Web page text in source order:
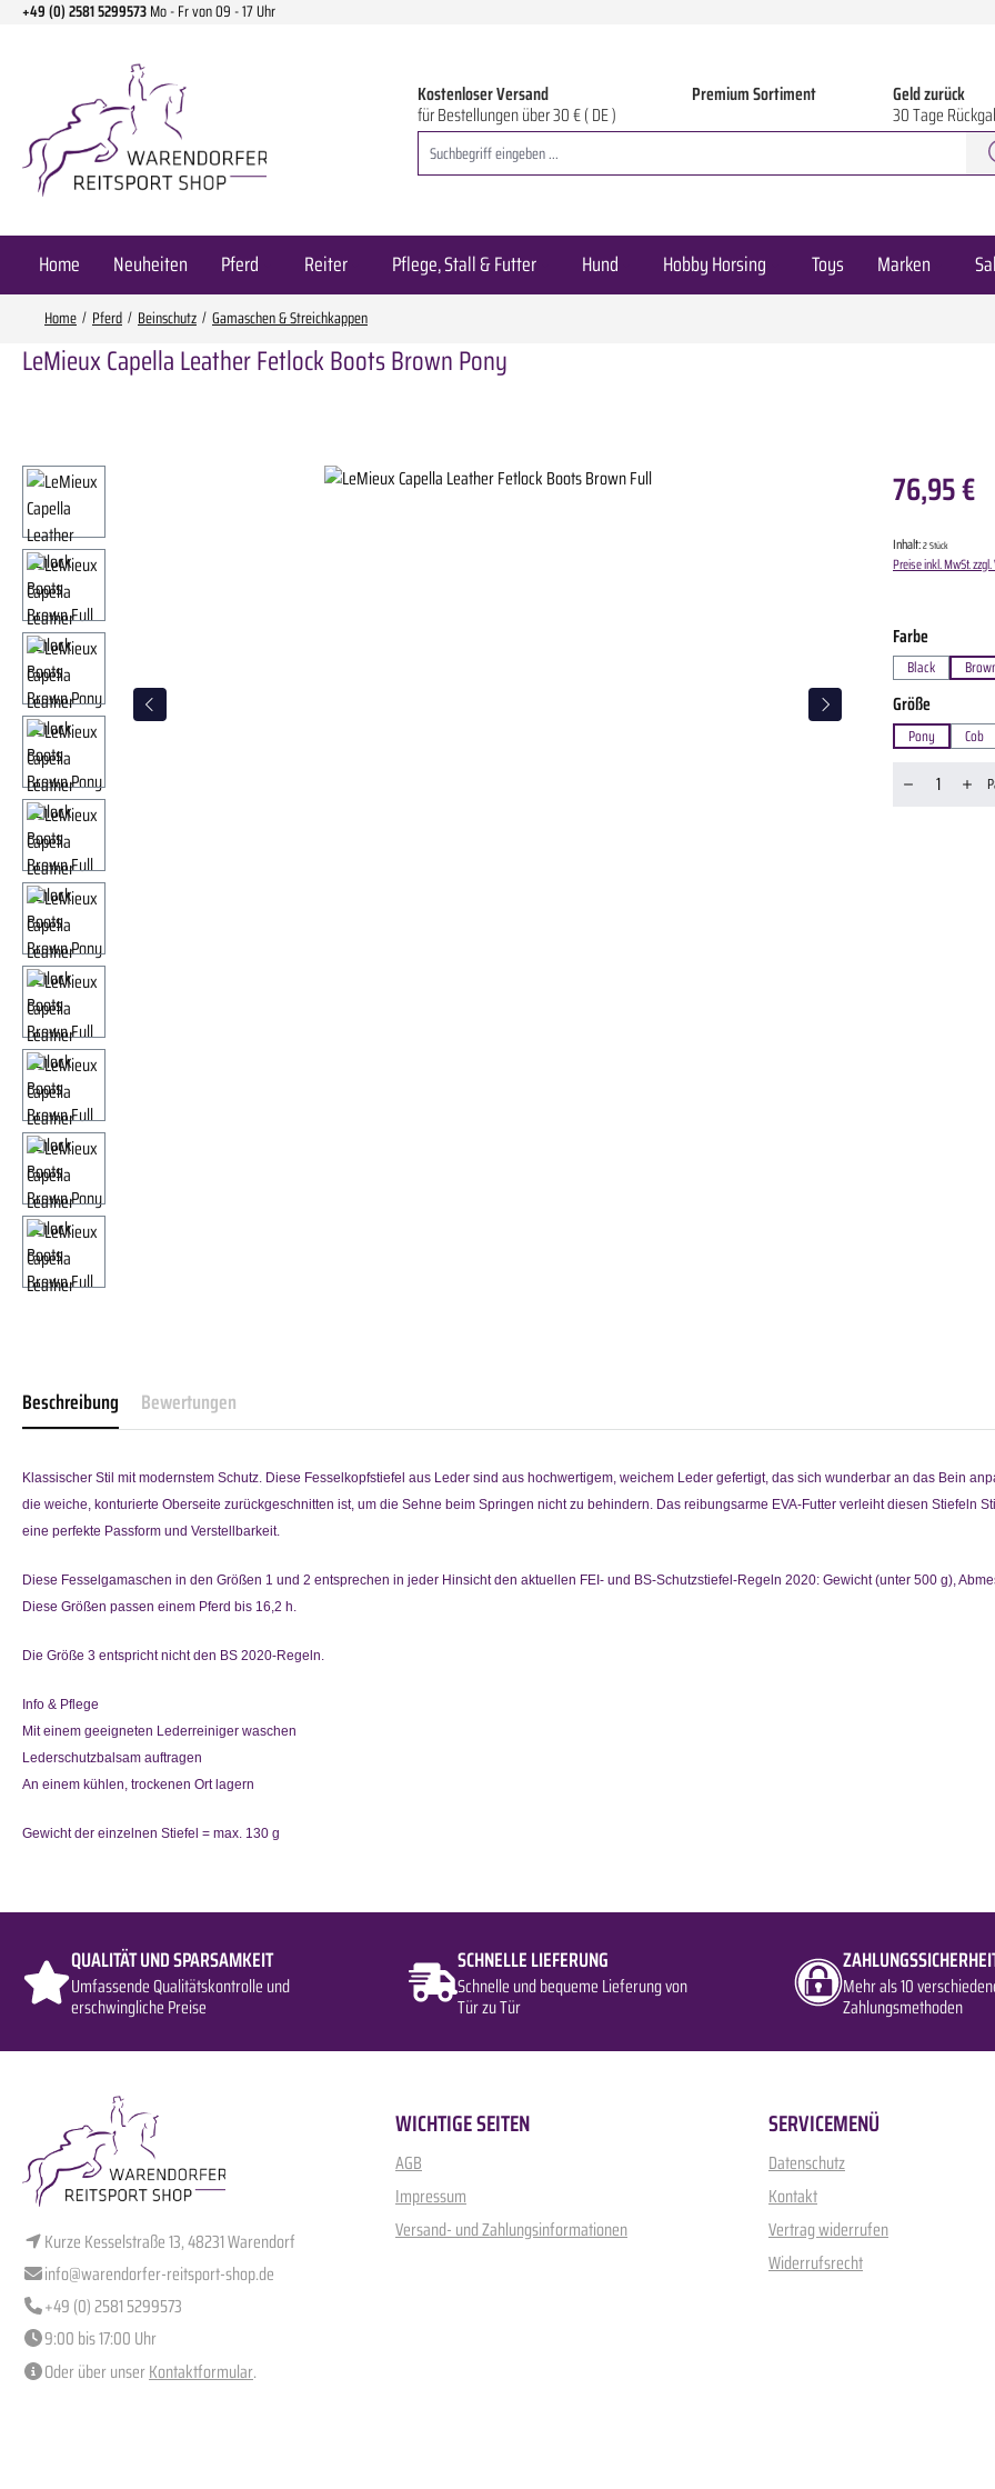
Hauptinhalt springen
Zur Suche springen
Zur Hauptnavigation springen
+49 (0) 2581 5299573Mo - Fr von 09 - 17 Uhr
Kostenloser Versand
für Bestellungen über 30 € ( DE )
Premium Sortiment Geld zurück
30 Tage
Home Neuheiten Pferd Reiter Pflege, Stall & Futter Hund Hobby Horsing Toys Marken
Home Pferd Beinschutz Gamaschen & Streichkappen
LeMieux Capella Leather Fetlock Boots Brown Pony
Bildergalerie überspringen 76,95 €
Inhalt:2 Stück
Preise inkl. MwSt.
Farbeauswählen
Black
Größeauswählen
Pony Cob
Produkt
Beschreibung Bewertungen
Klassischer Stil mit modernstem Schutz. Diese Fesselkopfstiefel aus Leder sind aus hochwertigem, weichem Leder gefertigt, das sich wunderbar an das Bein
die weiche, konturierte Oberseite zurückgeschnitten ist, um die Sehne beim Springen nicht zu behindern. Das reibungsarme EVA-Futter verleiht diesen Stiefeln
eine perfekte Passform und Verstellbarkeit.
Diese Fesselgamaschen in den Größen 1 und 2 entsprechen in jeder Hinsicht den aktuellen FEI- und BS-Schutzstiefel-Regeln 2020: Gewicht (unter 500 g),
Diese Größen passen einem Pferd bis 16,2 h.
Die Größe 3 entspricht nicht den BS 2020-Regeln.
Info & Pflege
Mit einem geeigneten Lederreiniger waschen
Lederschutzbalsam auftragen
An einem kühlen, trockenen Ort lagern
Gewicht der einzelnen Stiefel = max. 130 g
QUALITÄT UND SPARSAMKEIT
Umfassende Qualitätskontrolle und
erschwingliche Preise
SCHNELLE LIEFERUNG
Schnelle und bequeme Lieferung von
Tür zu Tür
Mehr als 10
Zahlungsmethoden
Kurze Kesselstraße 13, 48231 Warendorf
info@warendorfer-reitsport-shop.de
+49 (0) 2581 5299573
9:00 bis 17:00 Uhr
Oder über unserKontaktformular.
WICHTIGE SEITEN
AGB
Impressum
Versand- und Zahlungsinformationen
SERVICEMENÜ
Datenschutz
Kontakt
Vertrag widerrufen
Widerrufsrecht